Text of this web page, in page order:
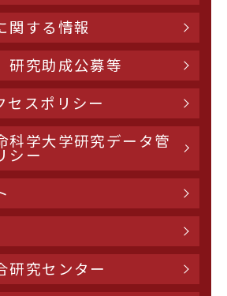
関する情報
研究助成公募等
セスポリシー
科学大学研究データ管
シー
研究センター